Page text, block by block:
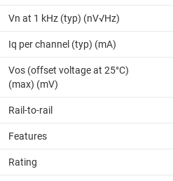
Vn at 1 kHz (typ) (nV√Hz)
Iq per channel (typ) (mA)
Vos (offset voltage at 25°C)
(max) (mV)
Rail-to-rail
Features
Rating